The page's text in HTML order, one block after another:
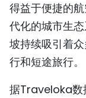
得益于便捷的
代化的城市生
坡持续吸引着
行和短途旅行。
据Traveloka数